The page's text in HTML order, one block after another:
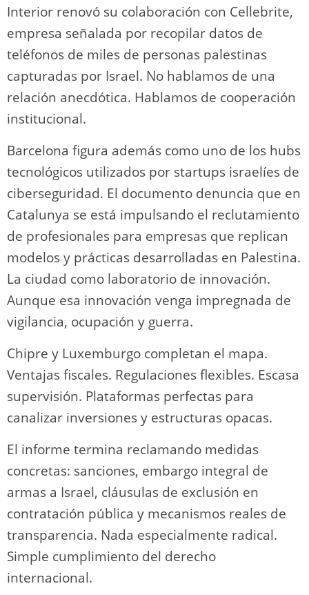
Interior renovó su colaboración con Cellebrite,
empresa señalada por recopilar datos de
teléfonos de miles de personas palestinas
capturadas por Israel. No hablamos de una
relación anecdótica. Hablamos de cooperación
institucional.
Barcelona figura además como uno de los hubs
tecnológicos utilizados por startups israelíes de
ciberseguridad. El documento denuncia que en
Catalunya se está impulsando el reclutamiento
de profesionales para empresas que replican
modelos y prácticas desarrolladas en Palestina.
La ciudad como laboratorio de innovación.
Aunque esa innovación venga impregnada de
vigilancia, ocupación y guerra.
Chipre y Luxemburgo completan el mapa.
Ventajas fiscales. Regulaciones flexibles. Escasa
supervisión. Plataformas perfectas para
canalizar inversiones y estructuras opacas.
El informe termina reclamando medidas
concretas: sanciones, embargo integral de
armas a Israel, cláusulas de exclusión en
contratación pública y mecanismos reales de
transparencia. Nada especialmente radical.
Simple cumplimiento del derecho
internacional.